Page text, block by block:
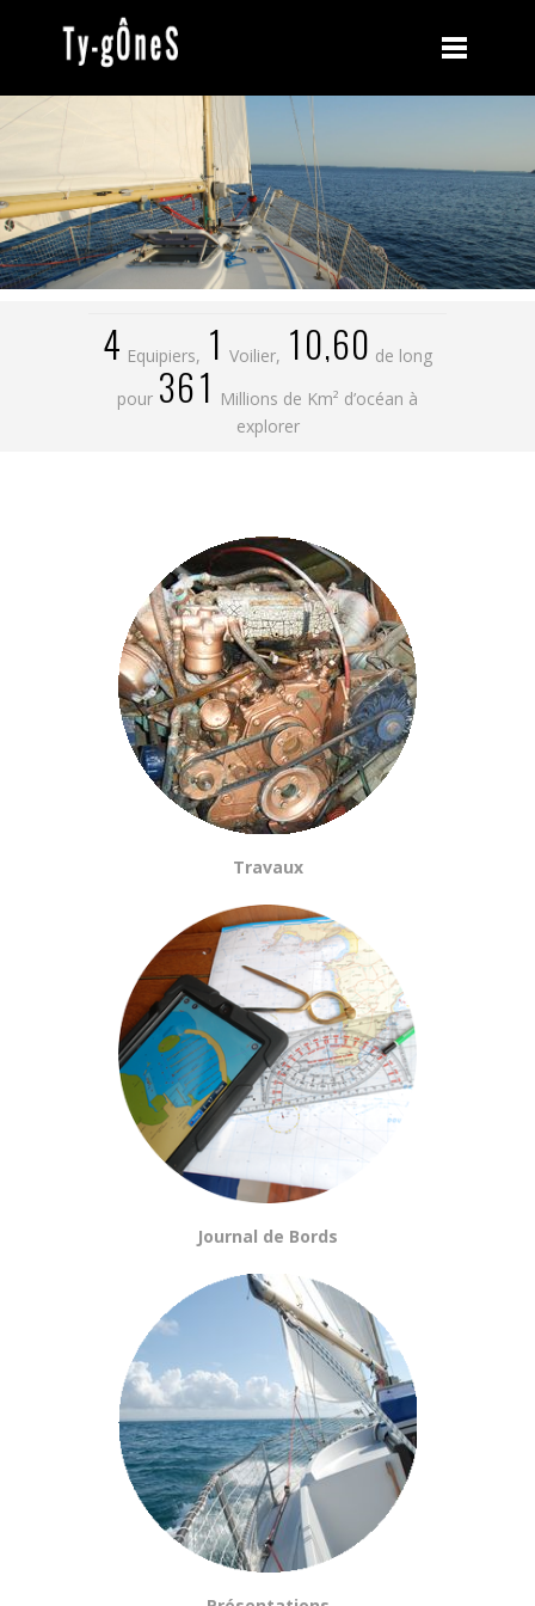
0
1
2
3
4 Equipiers,
0
1 Voilier,
0
10,
1
2
3
4
5
60 de long
pour
0
2
3
0
1
2
3
5
6
0
1 Millions de Km² d’océan à
explorer
Travaux
Journal de Bords